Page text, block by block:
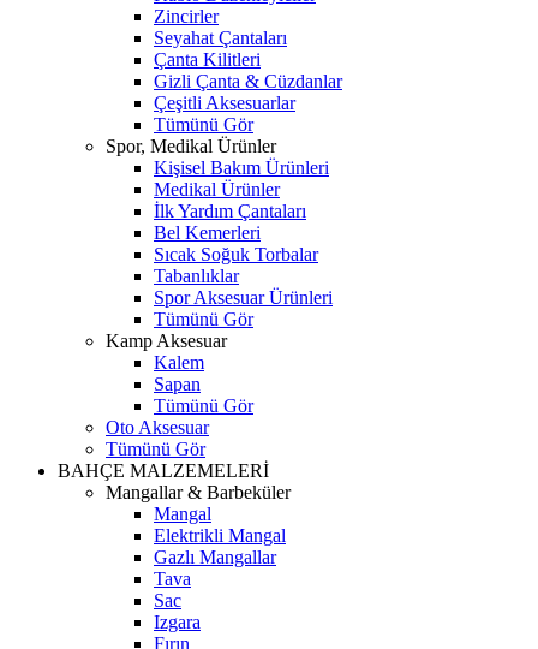
Zincirler
Seyahat Çantaları
Çanta Kilitleri
Gizli Çanta & Cüzdanlar
Çeşitli Aksesuarlar
Tümünü Gör
Spor, Medikal Ürünler
Kişisel Bakım Ürünleri
Medikal Ürünler
İlk Yardım Çantaları
Bel Kemerleri
Sıcak Soğuk Torbalar
Tabanlıklar
Spor Aksesuar Ürünleri
Tümünü Gör
Kamp Aksesuar
Kalem
Sapan
Tümünü Gör
Oto Aksesuar
Tümünü Gör
BAHÇE MALZEMELERİ
Mangallar & Barbeküler
Mangal
Elektrikli Mangal
Gazlı Mangallar
Tava
Sac
Izgara
Fırın